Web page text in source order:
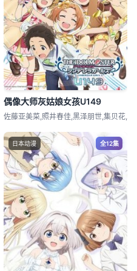
偶像大师灰姑娘女孩U149
佐藤亚美菜,照井春佳,黑泽朋世,集贝花,
日本动漫 全12集